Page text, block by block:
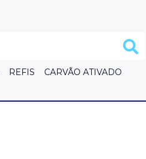
REFIS
CARVÃO ATIVADO